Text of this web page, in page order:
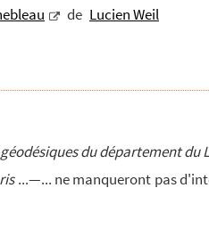
de Lucien Weil
du département du
...—... ne manqueront pas